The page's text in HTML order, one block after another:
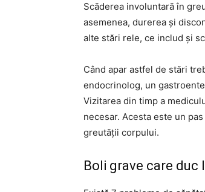
Scăderea involuntară în
asemenea, durerea și
alte stări rele, ce includ și
Când apar astfel de stări
endocrinolog, un
Vizitarea din timp a
necesar. Acesta este un
greutății corpului.
Boli grave care duc